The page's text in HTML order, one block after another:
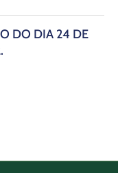
DO DIA 24 DE